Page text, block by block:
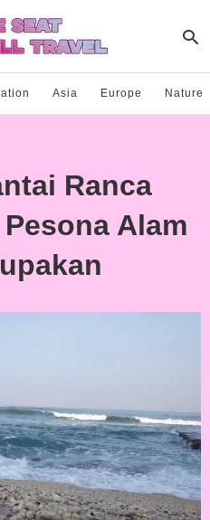
Asia Europe Nature
Ranca
Alam